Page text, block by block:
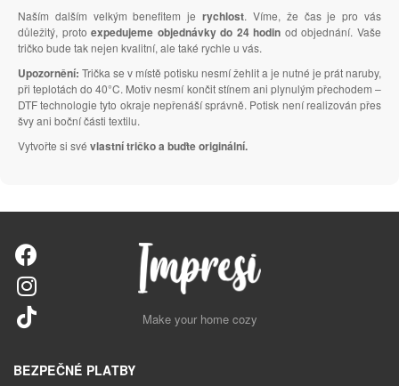
Naším dalším velkým benefitem jerychlost. Víme, že čas je pro vás
důležitý, protoexpedujeme objednávky do 24 hodin od objednání. Vaše
tričko bude tak nejen kvalitní, ale také rychle u vás.
Upozornění: Trička se v místě potisku nesmí žehlit a je nutné je prát naruby,
při teplotách do 40°C. Motiv nesmí končit stínem ani plynulým přechodem –
DTF technologie tyto okraje nepřenáší správně. Potisk není realizován přes
švy ani boční části textilu.
Vytvořte si své vlastní tričko a buďte originální.
Make your home cozy
BEZPEČNÉ PLATBY